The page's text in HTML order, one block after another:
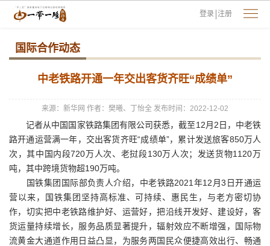
登录 注册
国际合作动态
中老铁路开通一年交出客货齐旺“成绩单”
来源：新华网 作者：樊曦、丁怡全 发布时间：2022-12-02
记者从中国国家铁路集团有限公司获悉，截至12月2日，中老铁
路开通运营满一年，交出客货齐旺“成绩单”，累计发送旅客850万人
次，其中国内段720万人次、老挝段130万人次；发送货物1120万
吨，其中跨境货物超190万吨。
国铁集团国际部负责人介绍，中老铁路2021年12月3日开通运
营以来，国铁集团坚持高标准、可持续、惠民生，与老方密切协
作，切实把中老铁路维护好、运营好，把沿线开发好、建设好，客
货运量持续增长，服务品质显著提升，辐射效应不断增强，国际物
流黄金大通道作用日益凸显，为服务两国民众便捷高效出行、畅通